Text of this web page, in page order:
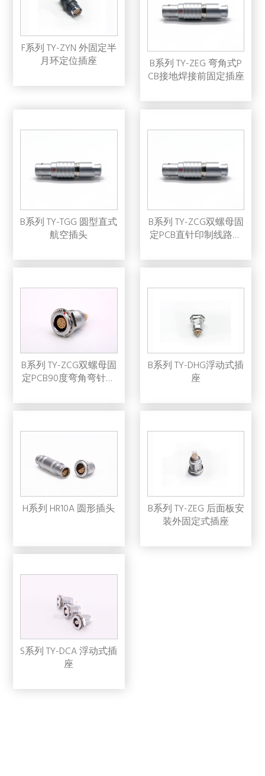
F系列 TY-ZYN 外固定半
月环定位插座
B系列 TY-ZEG 弯角式P
CB接地焊接前固定插座
B系列 TY-TGG 圆型直式
航空插头
B系列 TY-ZCG双螺母固
定PCB直针印制线路板
B系列 TY-ZCG双螺母固
定PCB90度弯角弯针印
B系列 TY-DHG浮动式插
座
H系列 HR10A 圆形插头
B系列 TY-ZEG 后面板安
装外固定式插座
S系列 TY-DCA 浮动式插
座